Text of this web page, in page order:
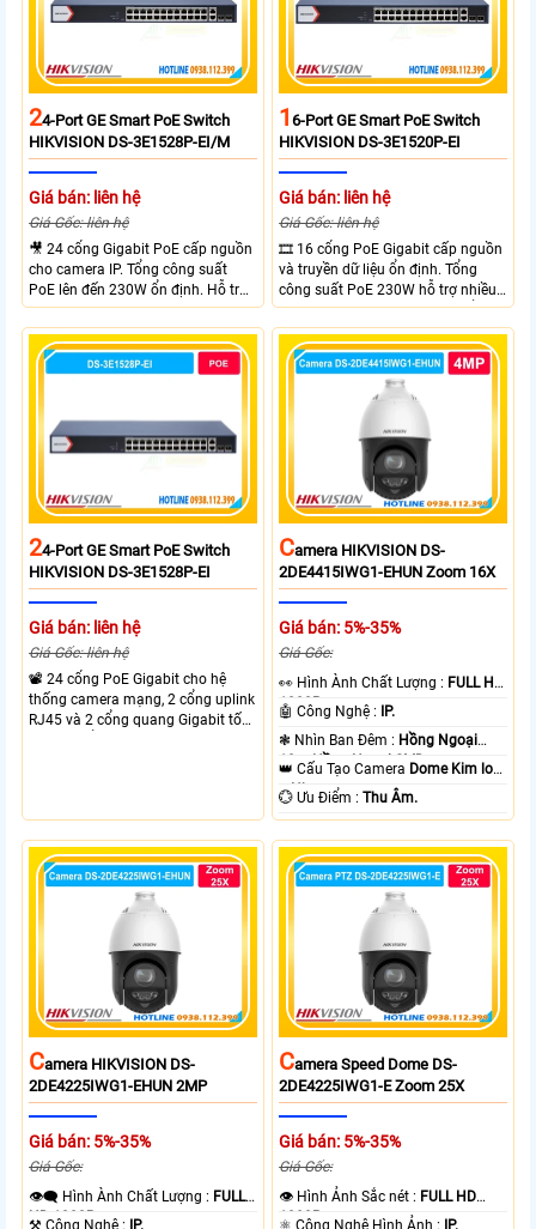
24-Port GE Smart PoE Switch
HIKVISION DS-3E1528P-EI/M
Giá bán: liên hệ
Giá Gốc: liên hệ
🎥 24 cổng Gigabit PoE cấp nguồn
cho camera IP. Tổng công suất
PoE lên đến 230W ổn định. Hỗ trợ
truyền PoE xa đến 300 mét. Băng
thông chuyển mạch đạt 68 Gbps
mạnh mẽ.
16-Port GE Smart PoE Switch
HIKVISION DS-3E1520P-EI
Giá bán: liên hệ
Giá Gốc: liên hệ
🎞 16 cổng PoE Gigabit cấp nguồn
và truyền dữ liệu ổn định. Tổng
công suất PoE 230W hỗ trợ nhiều
thiết bị cùng lúc. Tốc độ chuyển
mạch 68Gbps đảm bảo hiệu suất
cao ổn định. Hỗ trợ truyền PoE xa
lên đến 300m cho hệ thống
24-Port GE Smart PoE Switch
HIKVISION DS-3E1528P-EI
Giá bán: liên hệ
Giá Gốc: liên hệ
📽 24 cổng PoE Gigabit cho hệ
thống camera mạng, 2 cổng uplink
RJ45 và 2 cổng quang Gigabit tốc
CAmera HIKVISION DS-
2DE4415IWG1-EHUN Zoom 16X
Giá bán: 5%-35%
Giá Gốc:
️👀 Hình Ành Chất Lượng : FULL HD
1080P .
🤖️ Công Nghệ :
IP.
❃ Nhìn Ban Đêm : Hồng Ngoại
10m Hồng Ngoại SMD.
👑 Cấu Tạo Camera Dome Kim loại
+ Nhựa.
️💮 Ưu Điểm :Thu Âm.
CAmera HIKVISION DS-
2DE4225IWG1-EHUN 2MP
Giá bán: 5%-35%
Giá Gốc:
👁️‍🗨 Hình Ành Chất Lượng : FULL
HD 1080P .
⚒ Công Nghệ : IP.
CAmera Speed Dome DS-
2DE4225IWG1-E Zoom 25X
Giá bán: 5%-35%
Giá Gốc:
👁 Hình Ảnh Sắc nét : FULL HD
1080P .
⚛️ Công Nghệ Hình Ảnh : IP.